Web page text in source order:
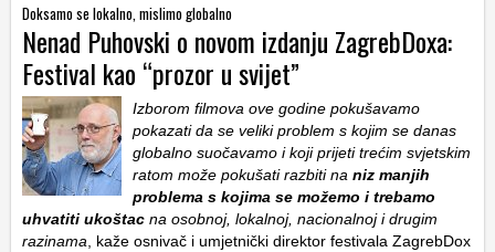
Doksamo se lokalno, mislimo globalno
Nenad Puhovski o novom izdanju ZagrebDoxa:
Festival kao “prozor u svijet”
Izborom filmova ove godine pokušavamo
pokazati da se veliki problem s kojim se danas
globalno suočavamo i koji prijeti trećim svjetskim
ratom može pokušati razbiti na niz manjih
problema s kojima se možemo i trebamo
uhvatiti ukoštac na osobnoj, lokalnoj, nacionalnoj i drugim
razinama , kaže osnivač i umjetnički direktor festivala ZagrebDox